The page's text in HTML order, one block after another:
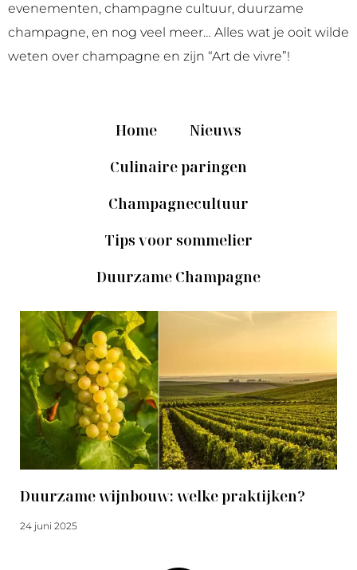
evenementen, champagne cultuur, duurzame
champagne, en nog veel meer… Alles wat je ooit wilde
weten over champagne en zijn “Art de vivre”!
Home
Nieuws
Culinaire paringen
Champagnecultuur
Tips voor sommelier
Duurzame Champagne
Duurzame wijnbouw: welke praktijken?
24 juni 2025